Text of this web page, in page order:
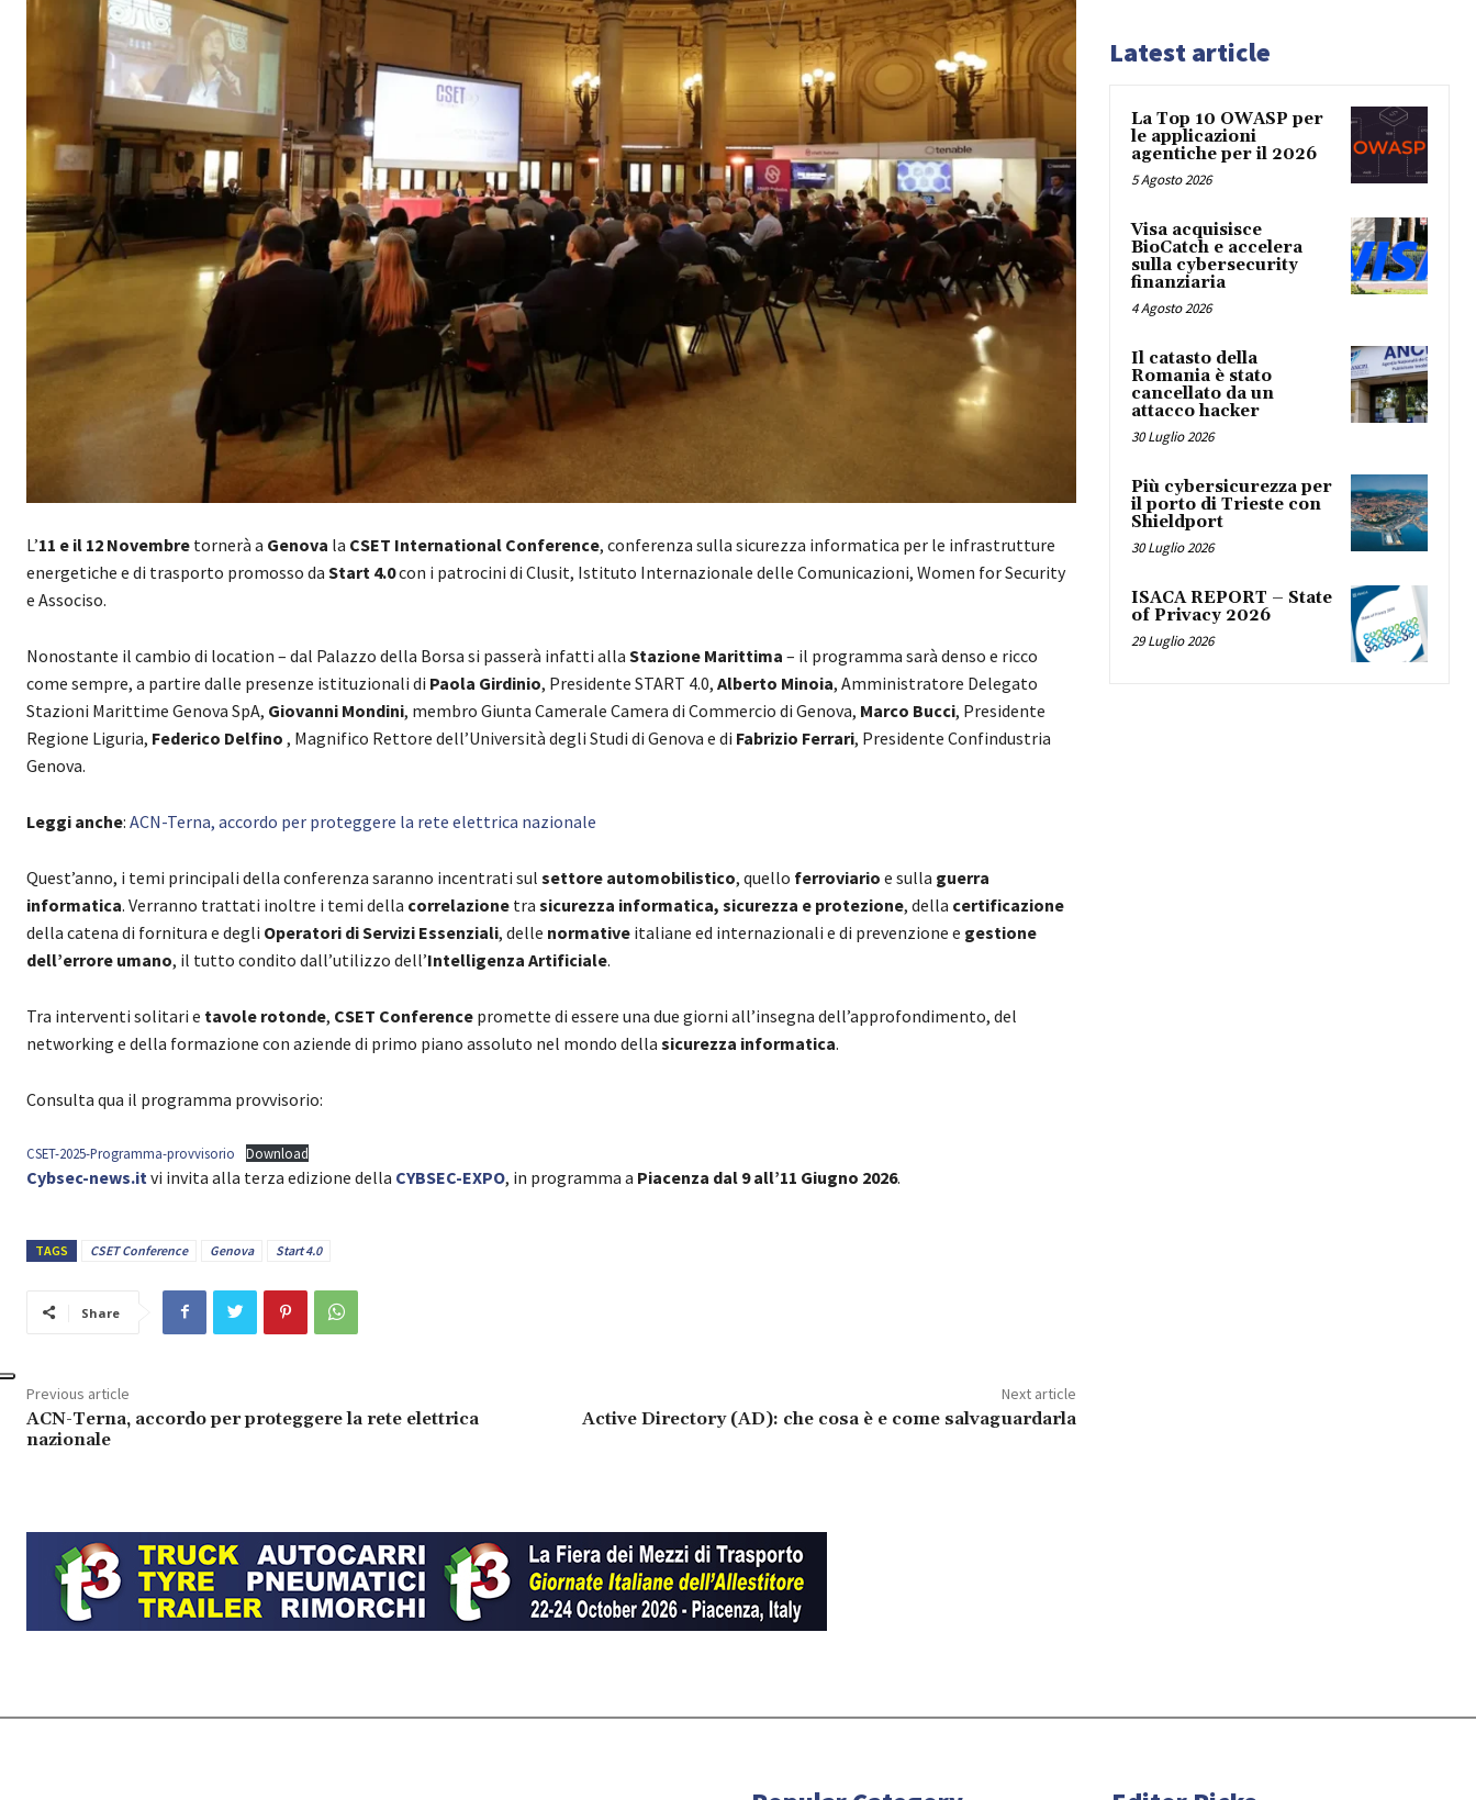
L’11 e il 12 Novembre tornerà a Genova la CSET International Conference, conferenza sulla sicurezza informatica per le infrastrutture
energetiche e di trasporto promosso da Start 4.0con i patrocini di Clusit, Istituto Internazionale delle Comunicazioni, Women for Security
e Associso.
Nonostante il cambio di location – dal Palazzo della Borsa si passerà infatti alla Stazione Marittima – il programma sarà denso e ricco
come sempre, a partire dalle presenze istituzionali di Paola Girdinio, Presidente START 4.0, Alberto Minoia, Amministratore Delegato
Stazioni Marittime Genova SpA, Giovanni Mondini, membro Giunta Camerale Camera di Commercio di Genova, Marco Bucci, Presidente
Regione Liguria, Federico Delfino , Magnifico Rettore dell’Università degli Studi di Genova e di Fabrizio Ferrari, Presidente Confindustria
Genova.
Leggi anche: ACN-Terna, accordo per proteggere la rete elettrica nazionale
Quest’anno, i temi principali della conferenza saranno incentrati sul settore automobilistico, quello ferroviario e sulla guerra
informatica. Verranno trattati inoltre i temi della correlazione tra sicurezza informatica, sicurezza e protezione, della certificazione
della catena di fornitura e degli Operatori di Servizi Essenziali, delle normative italiane ed internazionali e di prevenzione e gestione
dell’errore umano, il tutto condito dall’utilizzo dell’Intelligenza Artificiale.
Tra interventi solitari e tavole rotonde, CSET Conference promette di essere una due giorni all’insegna dell’approfondimento, del
networking e della formazione con aziende di primo piano assoluto nel mondo della sicurezza informatica.
Consulta qua il programma provvisorio:
CSET-2025-Programma-provvisorio Download
Cybsec-news.it vi invita alla terza edizione della CYBSEC-EXPO, in programma a Piacenza dal 9 all’11 Giugno 2026.
TAGS CSET Conference Genova Start 4.0
Share
Previous article
ACN-Terna, accordo per proteggere la rete elettrica
nazionale
Next article
Active Directory (AD): che cosa è e come salvaguardarla
Latest article
La Top 10 OWASP per
le applicazioni
agentiche per il 2026
5 Agosto 2026
Visa acquisisce
BioCatch e accelera
sulla cybersecurity
finanziaria
4 Agosto 2026
Il catasto della
Romania è stato
cancellato da un
attacco hacker
30 Luglio 2026
Più cybersicurezza per
il porto di Trieste con
Shieldport
30 Luglio 2026
ISACA REPORT – State
of Privacy 2026
29 Luglio 2026